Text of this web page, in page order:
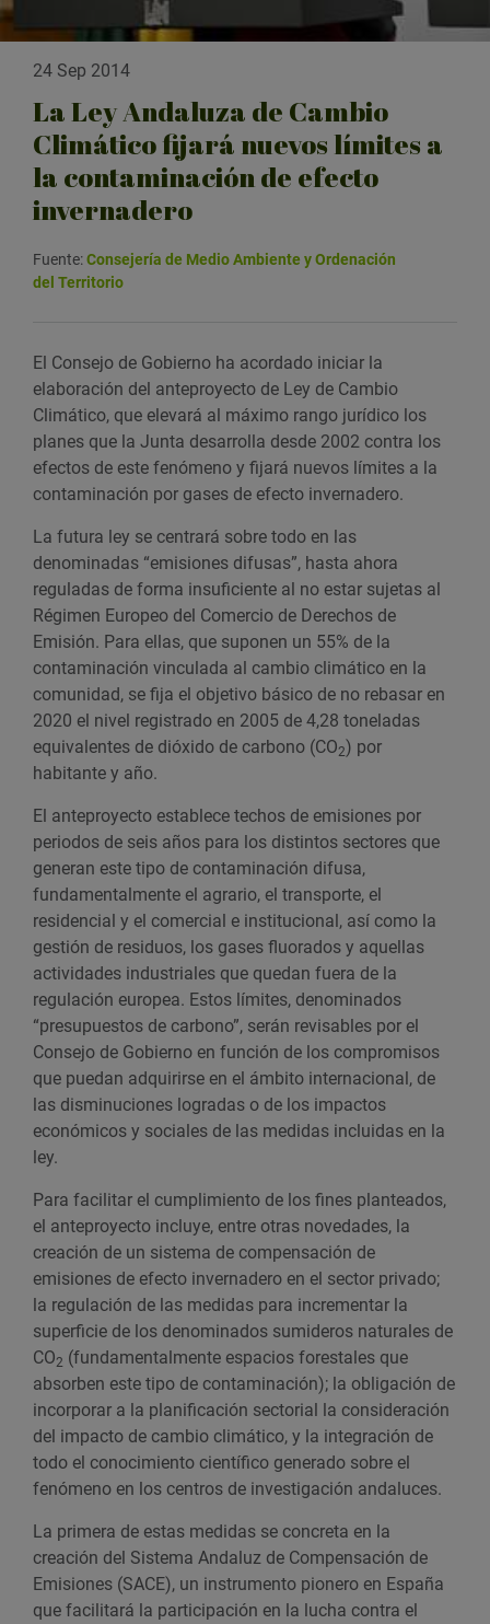
24 Sep 2014
La Ley Andaluza de Cambio
Climático fijará nuevos límites a
la contaminación de efecto
invernadero
Fuente:Consejería de Medio Ambiente y Ordenación
del Territorio
El Consejo de Gobierno ha acordado iniciar la
elaboración del anteproyecto de Ley de Cambio
Climático, que elevará al máximo rango jurídico los
planes que la Junta desarrolla desde 2002 contra los
efectos de este fenómeno y fijará nuevos límites a la
contaminación por gases de efecto invernadero.
La futura ley se centrará sobre todo en las
denominadas “emisiones difusas”, hasta ahora
reguladas de forma insuficiente al no estar sujetas al
Régimen Europeo del Comercio de Derechos de
Emisión. Para ellas, que suponen un 55% de la
contaminación vinculada al cambio climático en la
comunidad, se fija el objetivo básico de no rebasar en
2020 el nivel registrado en 2005 de 4,28 toneladas
equivalentes de dióxido de carbono (CO2) por
habitante y año.
El anteproyecto establece techos de emisiones por
periodos de seis años para los distintos sectores que
generan este tipo de contaminación difusa,
fundamentalmente el agrario, el transporte, el
residencial y el comercial e institucional, así como la
gestión de residuos, los gases fluorados y aquellas
actividades industriales que quedan fuera de la
regulación europea. Estos límites, denominados
“presupuestos de carbono”, serán revisables por el
Consejo de Gobierno en función de los compromisos
que puedan adquirirse en el ámbito internacional, de
las disminuciones logradas o de los impactos
económicos y sociales de las medidas incluidas en la
ley.
Para facilitar el cumplimiento de los fines planteados,
el anteproyecto incluye, entre otras novedades, la
creación de un sistema de compensación de
emisiones de efecto invernadero en el sector privado;
la regulación de las medidas para incrementar la
superficie de los denominados sumideros naturales de
CO2 (fundamentalmente espacios forestales que
absorben este tipo de contaminación); la obligación de
incorporar a la planificación sectorial la consideración
del impacto de cambio climático, y la integración de
todo el conocimiento científico generado sobre el
fenómeno en los centros de investigación andaluces.
La primera de estas medidas se concreta en la
creación del Sistema Andaluz de Compensación de
Emisiones (SACE), un instrumento pionero en España
que facilitará la participación en la lucha contra el